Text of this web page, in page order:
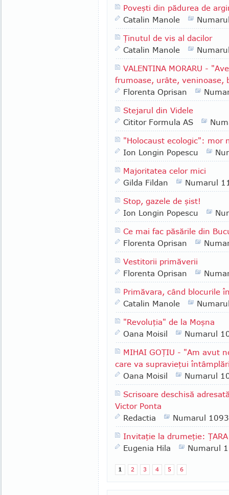
Poveşti din pădurea de
Catalin Manole
Ţinutul de vis al dacilor
Catalin Manole
VALENTINA MORARU -
frumoase, urâte, veninoase,
Florenta Oprisan
Stejarul din Videle
Cititor Formula AS
"Holocaust ecologic": mor
Ion Longin Popescu
Majoritatea celor mici
Gilda Fildan
Numarul
Stop, gazele de şist!
Ion Longin Popescu
Ce mai fac păsările din
Florenta Oprisan
Vestitorii primăverii
Florenta Oprisan
Primăvara, când blocurile
Catalin Manole
"Revoluţia" de la Moşna
Oana Moisil
Numarul
MIHAI GOŢIU - "Am avut
care va supravieţui
Oana Moisil
Numarul
Scrisoare deschisă
Victor Ponta
Redactia
Numarul 1093
Invitaţie la drumeţie: ŢARA
Eugenia Hila
Numarul
1 2 3 4 5 6